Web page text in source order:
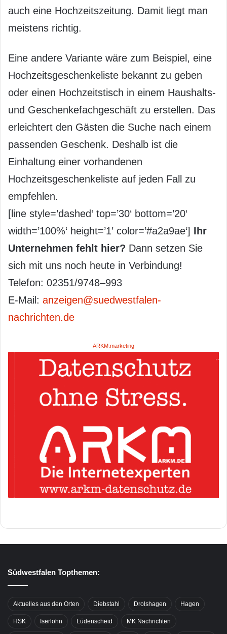
auch eine Hochzeitszeitung. Damit liegt man
meistens richtig.
Eine andere Variante wäre zum Beispiel, eine
Hochzeitsgeschenkeliste bekannt zu geben
oder einen Hochzeitstisch in einem Haushalts-
und Geschenkefachgeschäft zu erstellen. Das
erleichtert den Gästen die Suche nach einem
passenden Geschenk. Deshalb ist die
Einhaltung einer vorhandenen
Hochzeitsgeschenkeliste auf jeden Fall zu
empfehlen.
[line style=’dashed‘ top=’30‘ bottom=’20‘
width=’100%‘ height=’1′ color=’#a2a9ae‘] Ihr
Unternehmen fehlt hier? Dann setzen Sie
sich mit uns noch heute in Verbindung!
Telefon: 02351/9748–993
E-Mail: anzeigen@suedwestfalen-
nachrichten.de
ARKM.marketing
Südwestfalen Topthemen:
Aktuelles aus den Orten Diebstahl Drolshagen Hagen
HSK Iserlohn Lüdenscheid MK Nachrichten